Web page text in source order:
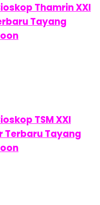
Thamrin XXI
Tayang
TSM XXI
Terbaru Tayang